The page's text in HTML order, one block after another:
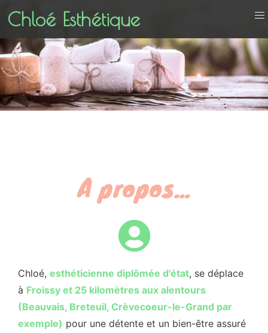
Chloé Esthétique
A propos...
Chloé, esthéticienne diplômée d'état, se déplace
à Froissy et 25 kilomètres aux alentours
(Beauvais, Breteuil, Crèvecoeur-le-Grand par
exemple) pour une détente et un bien-être assuré